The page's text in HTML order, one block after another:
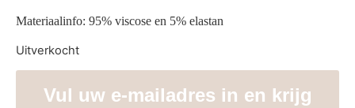
Materiaalinfo: 95% viscose en 5% elastan
Uitverkocht
Vul uw e-mailadres in en krijg